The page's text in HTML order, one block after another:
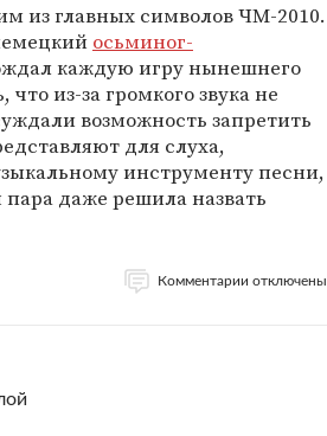
из главных символов ЧМ-2010.
осьминог-
каждую игру нынешнего
из-за громкого звука не
возможность запретить
для слуха,
инструменту песни,
пара даже решила назвать
Комментарии отключены